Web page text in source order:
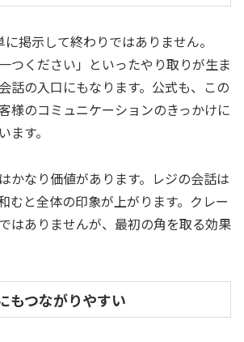
掲示して終わりではありません。
つください」といったやり取りが生ま
話の入口にもなります。公式も、この
様のコミュニケーションのきっかけに
ます。
かなり価値があります。レジの会話は
むと全体の印象が上がります。クレー
はありませんが、最初の角を取る効果
もつながりやすい